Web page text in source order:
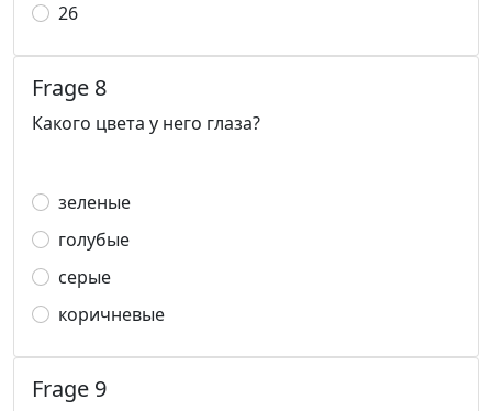
26
Frage 8
Какого цвета у него глаза?
зеленые
голубые
серые
коричневые
Frage 9